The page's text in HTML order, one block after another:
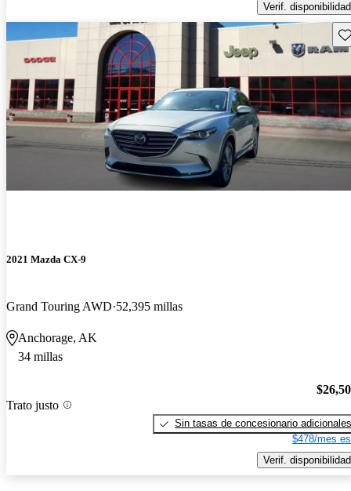
Verif. disponibilidad
2021 Mazda CX-9
Grand Touring AWD 52,395 millas
Anchorage, AK
34 millas
Trato justo
Sin tasas de concesionario adicionales
$478/mes
Verif. disponibilidad